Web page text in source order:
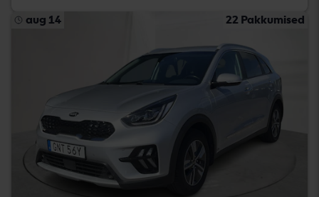
aug 14 22 Pakkumised